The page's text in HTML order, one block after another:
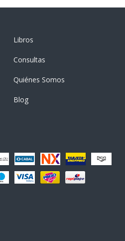
Libros
Consultas
Quiénes Somos
Blog